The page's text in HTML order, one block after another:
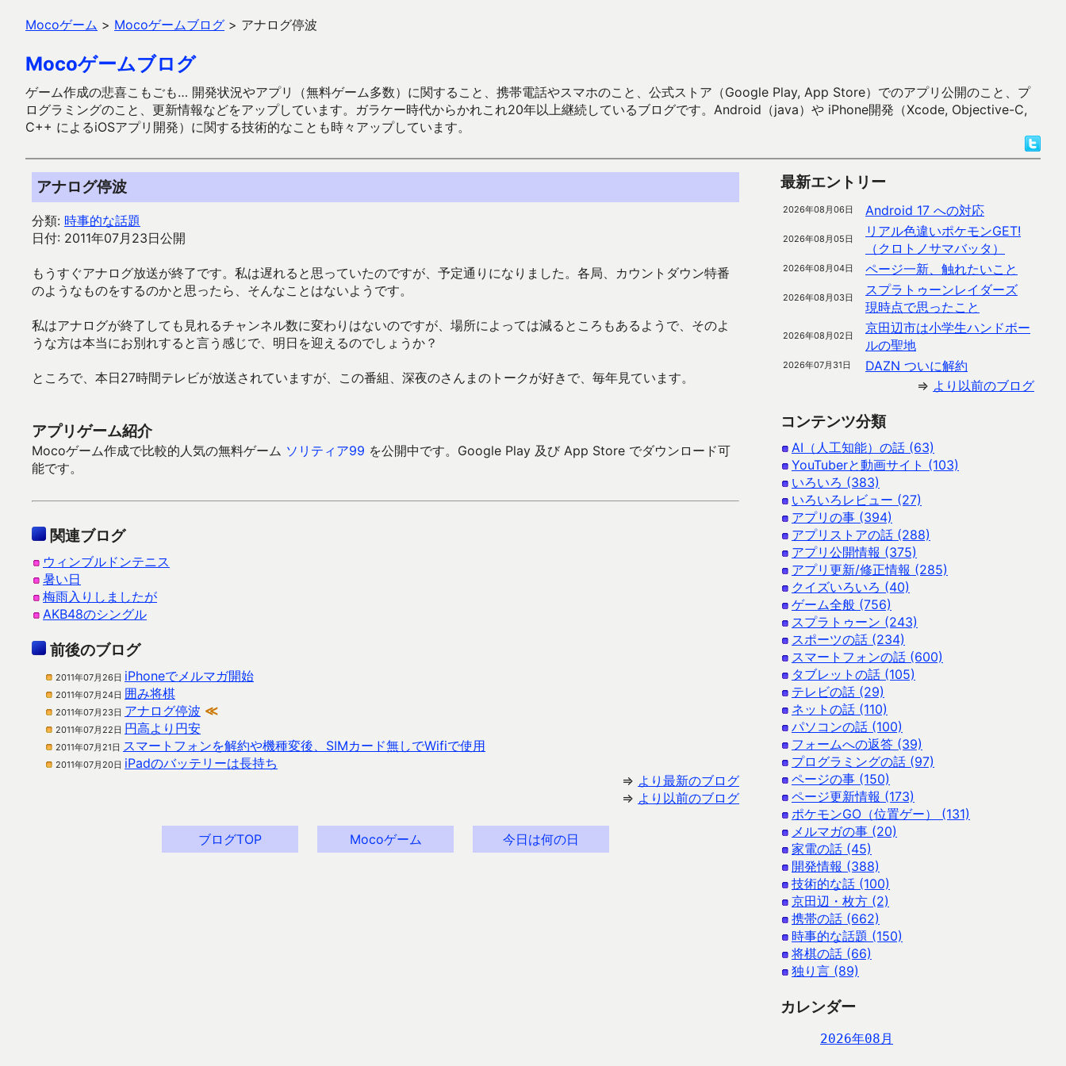
Mocoゲーム > Mocoゲームブログ > アナログ停波
Mocoゲームブログ
ゲーム作成の悲喜こもごも… 開発状況やアプリ（無料ゲーム多数）に関すること、携帯電話やスマホのこと、公式ストア（Google Play, App Store）でのアプリ公開のこと、プ
ログラミングのこと、更新情報などをアップしています。ガラケー時代からかれこれ20年以上継続しているブログです。Android（java）や iPhone開発（Xcode, Objective-C,
C++ によるiOSアプリ開発）に関する技術的なことも時々アップしています。
アナログ停波
分類: 時事的な話題
日付: 2011年07月23日公開
もうすぐアナログ放送が終了です。私は遅れると思っていたのですが、予定通りになりました。各局、カウントダウン特番
のようなものをするのかと思ったら、そんなことはないようです。
私はアナログが終了しても見れるチャンネル数に変わりはないのですが、場所によっては減るところもあるようで、そのよ
うな方は本当にお別れすると言う感じで、明日を迎えるのでしょうか？
ところで、本日27時間テレビが放送されていますが、この番組、深夜のさんまのトークが好きで、毎年見ています。
アプリゲーム紹介
Mocoゲーム作成で比較的人気の無料ゲーム ソリティア99 を公開中です。Google Play 及び App Store でダウンロード可
能です。
関連ブログ
ウィンブルドンテニス
暑い日
梅雨入りしましたが
AKB48のシングル
前後のブログ
2011年07月26日 iPhoneでメルマガ開始
2011年07月24日 囲み将棋
2011年07月23日 アナログ停波 ≪
2011年07月22日 円高より円安
2011年07月21日 スマートフォンを解約や機種変後、SIMカード無しでWifiで使用
2011年07月20日 iPadのバッテリーは長持ち
⇒ より最新のブログ
⇒ より以前のブログ
ブログTOP Mocoゲーム 今日は何の日
最新エントリー
2026年08月06日 Android 17 への対応
2026年08月05日
リアル色違いポケモンGET!
（クロトノサマバッタ）
2026年08月04日 ページ一新、触れたいこと
2026年08月03日
スプラトゥーンレイダーズ
現時点で思ったこと
2026年08月02日
京田辺市は小学生ハンドボー
ルの聖地
2026年07月31日
DAZN ついに解約
⇒ より以前のブログ
コンテンツ分類
AI（人工知能）の話 (63)
YouTuberと動画サイト (103)
いろいろ (383)
いろいろレビュー (27)
アプリの事 (394)
アプリストアの話 (288)
アプリ公開情報 (375)
アプリ更新/修正情報 (285)
クイズいろいろ (40)
ゲーム全般 (756)
スプラトゥーン (243)
スポーツの話 (234)
スマートフォンの話 (600)
タブレットの話 (105)
テレビの話 (29)
ネットの話 (110)
パソコンの話 (100)
フォームへの返答 (39)
プログラミングの話 (97)
ページの事 (150)
ページ更新情報 (173)
ポケモンGO（位置ゲー） (131)
メルマガの事 (20)
家電の話 (45)
開発情報 (388)
技術的な話 (100)
京田辺・枚方 (2)
携帯の話 (662)
時事的な話題 (150)
将棋の話 (66)
独り言 (89)
カレンダー
2026年08月